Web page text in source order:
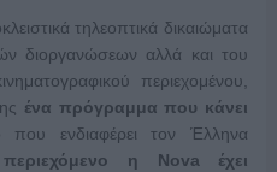
τηλεοπτικά δικαιώματα
διοργανώσεων αλλά και του
περιεχομένου,
ένα πρόγραμμα που κάνει
που ενδιαφέρει τον Έλληνα
η Nova έχει